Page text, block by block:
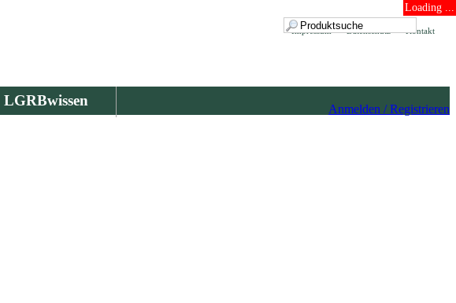
Loading ...
Kontakt
Datenschutz
Impressum
LGRBwissen
Anmelden / Registrieren